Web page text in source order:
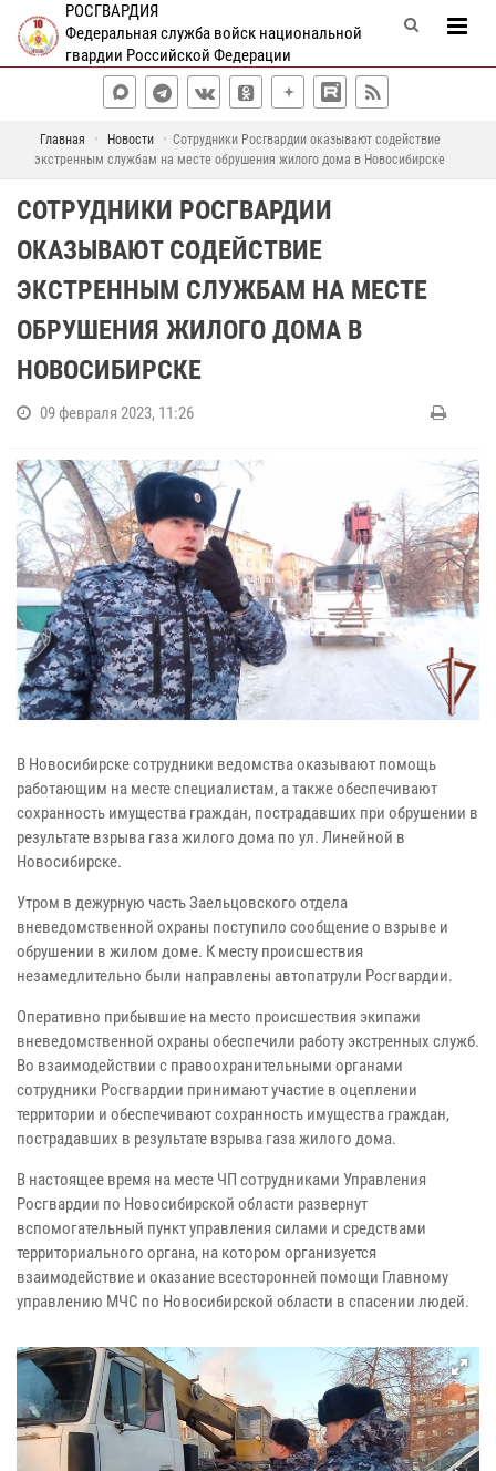
РОСГВАРДИЯ
Федеральная служба войск национальной
гвардии Российской Федерации
Главная Новости
Сотрудники Росгвардии оказывают содействие
экстренным службам на месте обрушения жилого дома в Новосибирске
СОТРУДНИКИ РОСГВАРДИИ
ОКАЗЫВАЮТ СОДЕЙСТВИЕ
ЭКСТРЕННЫМ СЛУЖБАМ НА МЕСТЕ
ОБРУШЕНИЯ ЖИЛОГО ДОМА В
НОВОСИБИРСКЕ
09 февраля 2023, 11:26
В Новосибирске сотрудники ведомства оказывают помощь
работающим на месте специалистам, а также обеспечивают
сохранность имущества граждан, пострадавших при обрушении в
результате взрыва газа жилого дома по ул. Линейной в
Новосибирске.
Утром в дежурную часть Заельцовского отдела
вневедомственной охраны поступило сообщение о взрыве и
обрушении в жилом доме. К месту происшествия
незамедлительно были направлены автопатрули Росгвардии.
Оперативно прибывшие на место происшествия экипажи
вневедомственной охраны обеспечили работу экстренных служб.
Во взаимодействии с правоохранительными органами
сотрудники Росгвардии принимают участие в оцеплении
территории и обеспечивают сохранность имущества граждан,
пострадавших в результате взрыва газа жилого дома.
В настоящее время на месте ЧП сотрудниками Управления
Росгвардии по Новосибирской области развернут
вспомогательный пункт управления силами и средствами
территориального органа, на котором организуется
взаимодействие и оказание всесторонней помощи Главному
управлению МЧС по Новосибирской области в спасении людей.